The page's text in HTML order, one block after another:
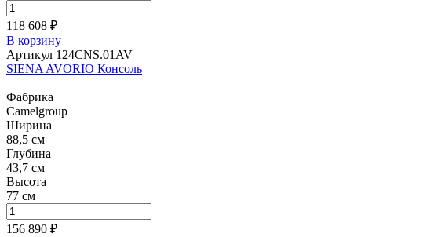
118 608 ₽
В корзину
Артикул 124CNS.01AV
SIENA AVORIO Консоль
Фабрика
Camelgroup
Ширина
88,5 см
Глубина
43,7 см
Высота
77 см
156 890 ₽